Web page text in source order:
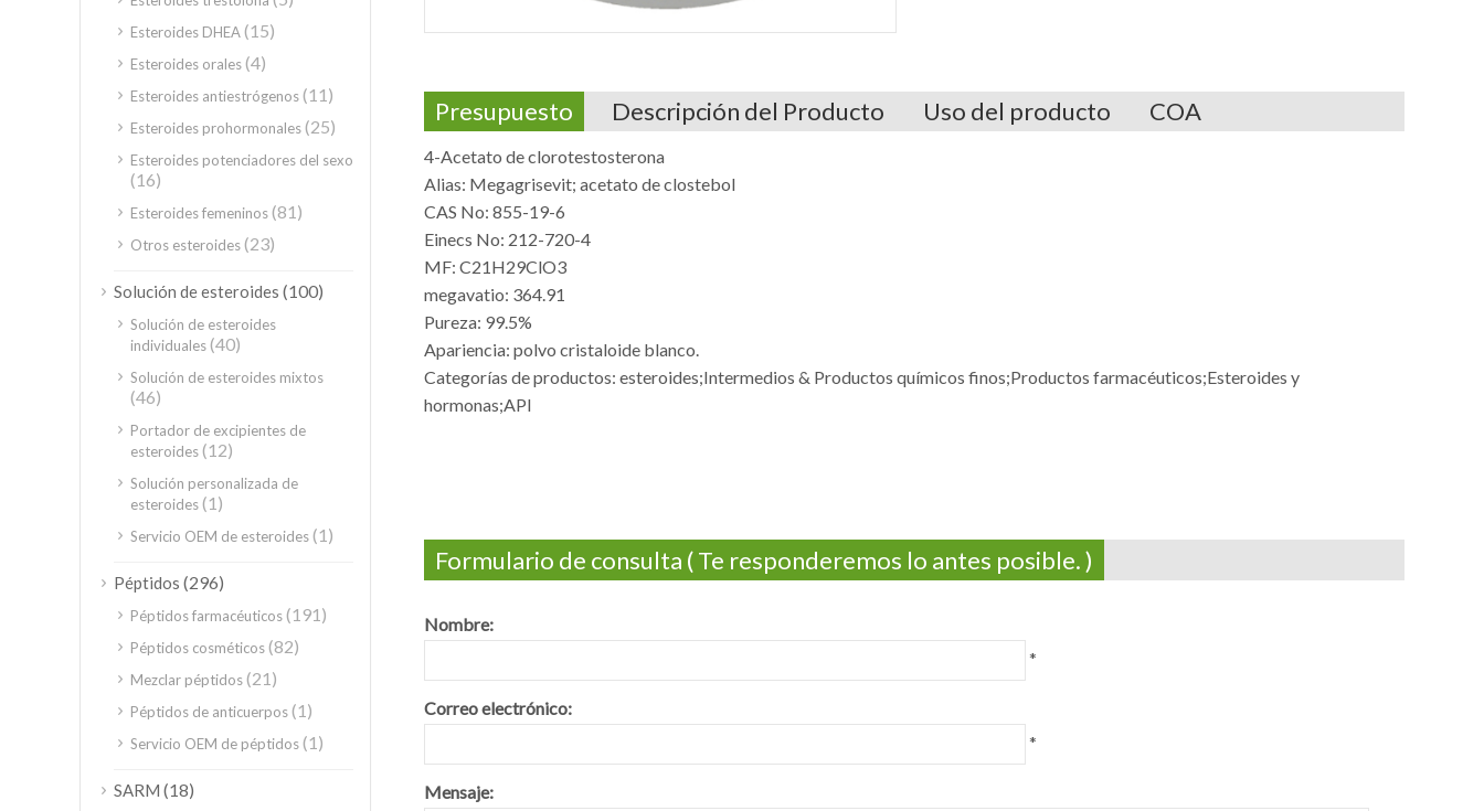
Presupuesto Descripción del Producto Uso del producto COA
4-Acetato de clorotestosterona
Alias: Megagrisevit; acetato de clostebol
CAS No: 855-19-6
Einecs No: 212-720-4
MF: C21H29ClO3
megavatio: 364.91
Pureza: 99.5%
Apariencia: polvo cristaloide blanco.
Categorías de productos: esteroides;Intermedios & Productos químicos finos;Productos farmacéuticos;Esteroides y
hormonas;API
Formulario de consulta ( Te responderemos lo antes posible. )
Nombre:
*
Correo electrónico:
*
Mensaje:
Esteroides DHEA(15)
Esteroides orales(4)
Esteroides antiestrógenos(11)
Esteroides prohormonales(25)
Esteroides potenciadores del sexo
(16)
Esteroides femeninos(81)
Otros esteroides(23)
Solución de esteroides (100)
Solución de esteroides
individuales(40)
Solución de esteroides mixtos
(46)
Portador de excipientes de
esteroides(12)
Solución personalizada de
esteroides(1)
Servicio OEM de esteroides(1)
Péptidos (296)
Péptidos farmacéuticos(191)
Péptidos cosméticos(82)
Mezclar péptidos(21)
Péptidos de anticuerpos(1)
Servicio OEM de péptidos(1)
SARM (18)